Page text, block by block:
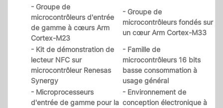
- Groupe de
microcontrôleurs d'entrée
de gamme à cœurs Arm
Cortex-M23
- Groupe de
microcontrôleurs fondés sur
un cœur Arm Cortex-M33
- Kit de démonstration de
lecteur NFC sur
microcontrôleur Renesas
Synergy
- Famille de
microcontrôleurs 16 bits
basse consommation à
usage général
- Microprocesseurs
d'entrée de gamme pour la
- Environnement de
conception électronique à